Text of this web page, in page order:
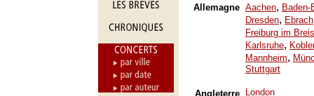
Allemagne Aachen, Baden-
Dresden, Ebrach
Freiburg im
Karlsruhe,
Mannheim,
Stuttgart
Angleterre London